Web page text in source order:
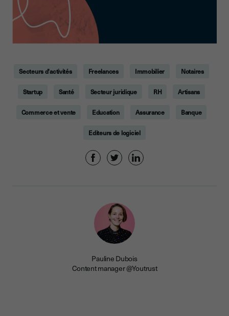
Secteurs d'activités Freelances Immobilier Notaires
Startup Santé Secteur juridique RH Artisans
Commerce et vente Education Assurance Banque
Editeurs de logiciel
Pauline Dubois
Content manager @Youtrust